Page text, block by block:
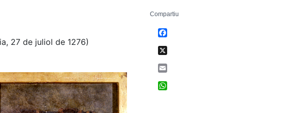
27 de juliol de 1276)
Compartiu